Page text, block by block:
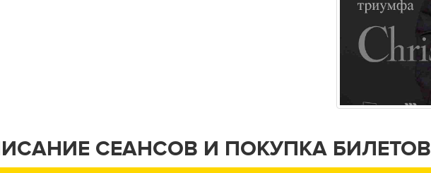
СЕАНСОВ И ПОКУПКА БИЛЕТОВ